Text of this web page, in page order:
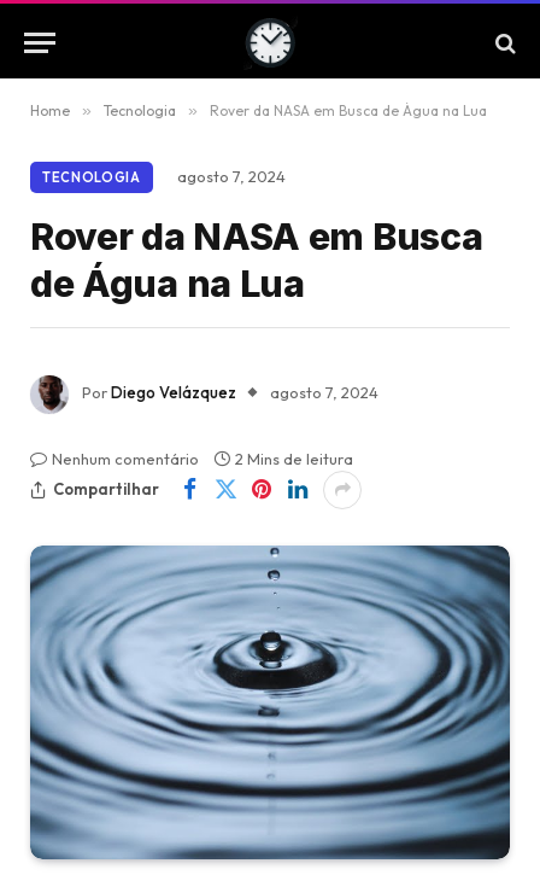
Home » Tecnologia » Rover da NASA em Busca de Água na Lua
TECNOLOGIA agosto 7, 2024
Rover da NASA em Busca
de Água na Lua
PorDiego Velázquez agosto 7, 2024
Nenhum comentário
2 Mins de leitura
Compartilhar